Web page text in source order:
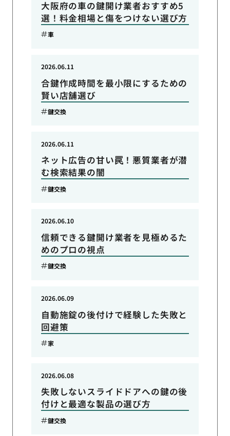
大阪府の車の鍵開け業者おすすめ5
選！料金相場と傷をつけない選び方
車
合鍵作成時間を最小限にするための
賢い店舗選び
2026.06.11
鍵交換
ネット広告の甘い罠！悪質業者が潜
む検索結果の闇
2026.06.11
鍵交換
信頼できる鍵開け業者を見極めるた
めのプロの視点
2026.06.10
鍵交換
自動施錠の後付けで経験した失敗と
回避策
2026.06.09
家
失敗しないスライドドアへの鍵の後
付けと最適な製品の選び方
2026.06.08
鍵交換